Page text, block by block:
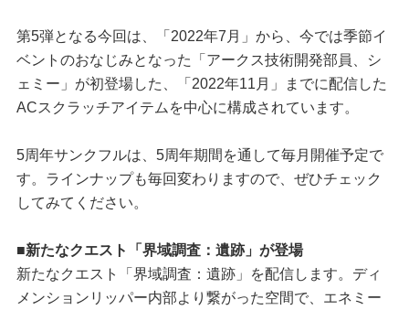
第5弾となる今回は、「2022年7月」から、今では季節イ
ベントのおなじみとなった「アークス技術開発部員、シ
ェミー」が初登場した、「2022年11月」までに配信した
ACスクラッチアイテムを中心に構成されています。
5周年サンクフルは、5周年期間を通して毎月開催予定で
す。ラインナップも毎回変わりますので、ぜひチェック
してみてください。
■新たなクエスト「界域調査：遺跡」が登場
新たなクエスト「界域調査：遺跡」を配信します。ディ
メンションリッパー内部より繋がった空間で、エネミー